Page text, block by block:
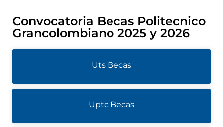
Convocatoria Becas Politecnico
Grancolombiano 2025 y 2026
Uts Becas
Uptc Becas